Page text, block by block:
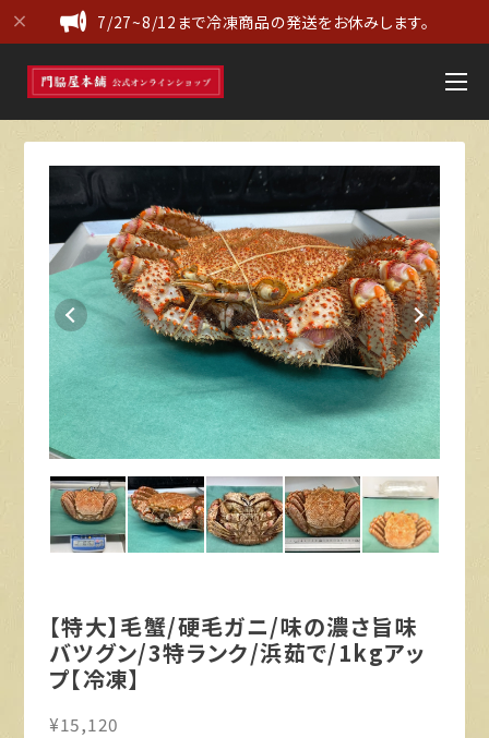
7/27~8/12まで冷凍商品の発送をお休みします。
【特大】毛蟹/硬毛ガニ/味の濃さ旨味
バツグン/3特ランク/浜茹で/1kgアッ
プ【冷凍】
¥15,120